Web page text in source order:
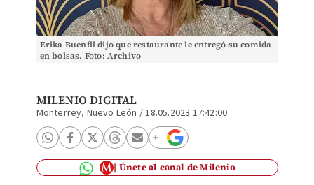
Erika Buenfil dijo que restaurante le entregó su comida
en bolsas. Foto: Archivo
MILENIO DIGITAL
Monterrey, Nuevo León /18.05.2023 17:42:00
Únete al canal de Milenio